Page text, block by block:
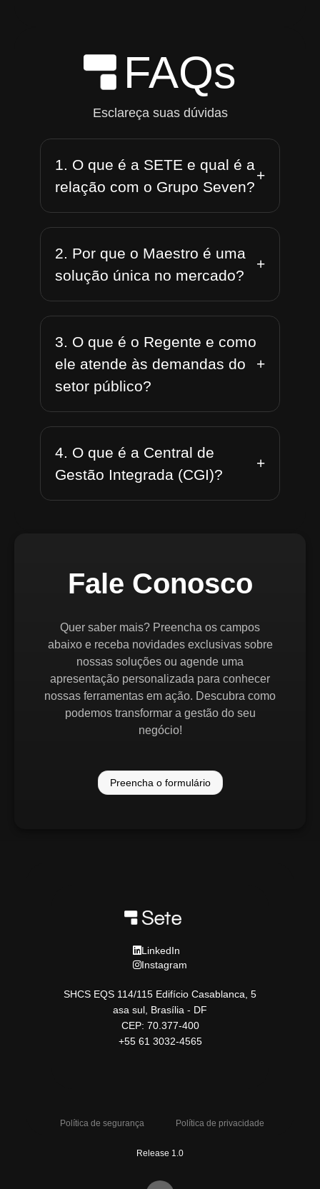
FAQs
Esclareça suas dúvidas
1. O que é a SETE e qual é a
relação com o Grupo Seven?
+
2. Por que o Maestro é uma
solução única no mercado?
+
3. O que é o Regente e como
ele atende às demandas do
setor público?
+
4. O que é a Central de
Gestão Integrada (CGI)?
+
Fale Conosco
Quer saber mais? Preencha os campos
abaixo e receba novidades exclusivas sobre
nossas soluções ou agende uma
apresentação personalizada para conhecer
nossas ferramentas em ação. Descubra como
podemos transformar a gestão do seu
negócio!
Preencha o formulário
LinkedIn
Instagram
SHCS EQS 114/115 Edifício Casablanca, 5
asa sul, Brasília - DF
CEP: 70.377-400
+55 61 3032-4565
Política de segurança Política de privacidade
Release 1.0